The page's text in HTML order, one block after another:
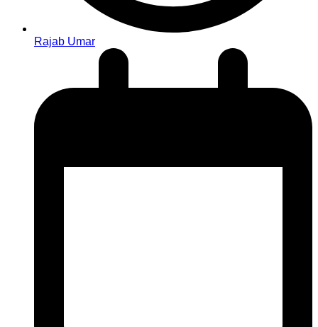
Rajab Umar